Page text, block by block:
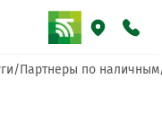
Партнеры по наличным